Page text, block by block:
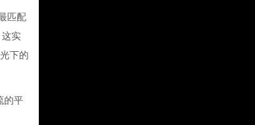
匹配
这实
下的
的平